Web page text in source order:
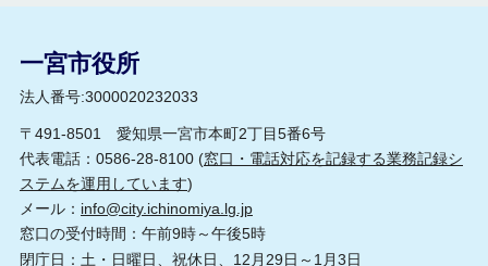
一宮市役所
法人番号:3000020232033
〒491-8501 愛知県一宮市本町2丁目5番6号
代表電話：0586-28-8100 (窓口・電話対応を記録する業務記録シ
ステムを運用しています)
メール： info@city.ichinomiya.lg.jp
窓口の受付時間：午前9時～午後5時
閉庁日：土・日曜日、祝休日、12月29日～1月3日